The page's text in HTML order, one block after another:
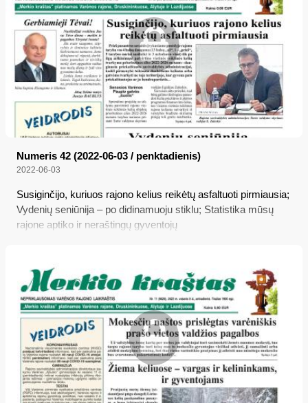
Numeris 42 (2022-06-03 / penktadienis)
2022-06-03
Susiginčijo, kuriuos rajono kelius reikėtų asfaltuoti pirmiausia;
Vydenių seniūnija – po didinamuoju stiklu; Statistika mūsų
rajone aptiko ir neraštingų gyventojų